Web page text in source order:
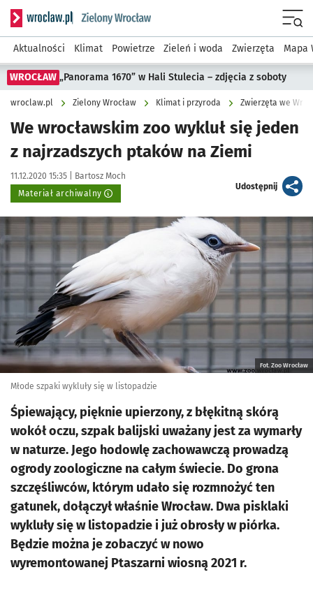
Serwis informacyjny wroclaw.pl podserwis: Środowisko we
Aktualności Klimat Powietrze Zieleń i woda Zwierzęta Mapa
WROCŁAW „Panorama 1670” w Hali Stulecia – zdjęcia z soboty
wroclaw.pl Zielony Wrocław Klimat i przyroda Zwierzęta we
We wrocławskim zoo wykluł się jeden
z najrzadszych ptaków na Ziemi
Data publikacji:
11.12.2020 15:35 | Autor:
Bartosz Moch
Materiał archiwalny
Udostępnijartykuł
Kliknij, aby powiększyć
Fot. Zoo Wrocław
Młode szpaki wykluły się w listopadzie
Śpiewający, pięknie upierzony, z błękitną skórą
wokół oczu, szpak balijski uważany jest za wymarły
w naturze. Jego hodowlę zachowawczą prowadzą
ogrody zoologiczne na całym świecie. Do grona
szczęśliwców, którym udało się rozmnożyć ten
gatunek, dołączył właśnie Wrocław. Dwa pisklaki
wykluły się w listopadzie i już obrosły w piórka.
Będzie można je zobaczyć w nowo
wyremontowanej Ptaszarni wiosną 2021 r.